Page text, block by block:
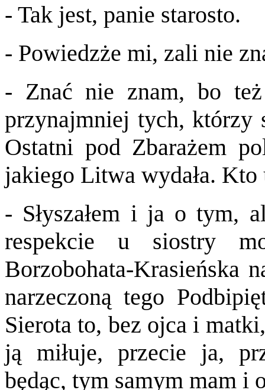
- Tak jest, panie starosto.
- Powiedzże mi, zali nie
- Znać nie znam, bo
przynajmniej tych, którzy
Ostatni pod Zbarażem
jakiego Litwa wydała.
- Słyszałem i ja o tym,
respekcie u siostry
Borzobohata-Krasieńska
narzeczoną tego
Sierota to, bez ojca i
ją miłuje, przecie ja,
będąc, tym samym mam i